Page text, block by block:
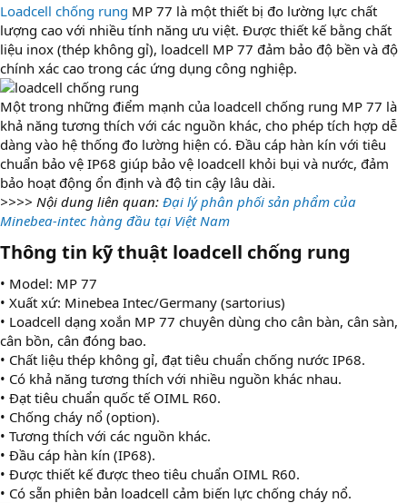
Loadcell chống rung MP 77 là một thiết bị đo lường lực chất
lượng cao với nhiều tính năng ưu việt. Được thiết kế bằng chất
liệu inox (thép không gỉ), loadcell MP 77 đảm bảo độ bền và độ
chính xác cao trong các ứng dụng công nghiệp.
Một trong những điểm mạnh của loadcell chống rung MP 77 là
khả năng tương thích với các nguồn khác, cho phép tích hợp dễ
dàng vào hệ thống đo lường hiện có. Đầu cáp hàn kín với tiêu
chuẩn bảo vệ IP68 giúp bảo vệ loadcell khỏi bụi và nước, đảm
bảo hoạt động ổn định và độ tin cậy lâu dài.
>>>> Nội dung liên quan: Đại lý phân phối sản phẩm của
Minebea-intec hàng đầu tại Việt Nam
Thông tin kỹ thuật loadcell chống rung
• Model: MP 77
• Xuất xứ: Minebea Intec/Germany (sartorius)
• Loadcell dạng xoắn MP 77 chuyên dùng cho cân bàn, cân sàn,
cân bồn, cân đóng bao.
• Chất liệu thép không gỉ, đạt tiêu chuẩn chống nước IP68.
• Có khả năng tương thích với nhiều nguồn khác nhau.
• Đạt tiêu chuẩn quốc tế OIML R60.
• Chống cháy nổ (option).
• Tương thích với các nguồn khác.
• Đầu cáp hàn kín (IP68).
• Được thiết kế được theo tiêu chuẩn OIML R60.
• Có sẵn phiên bản loadcell cảm biến lực chống cháy nổ.